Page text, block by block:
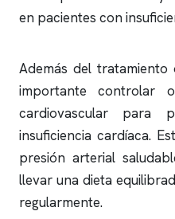
en pacientes con
Además del tratamiento
importante controlar
cardiovascular para
insuficiencia cardíaca.
presión arterial
llevar una dieta
regularmente.